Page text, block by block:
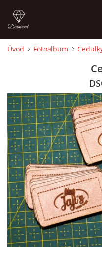
CEDULKY
MOJE POSLEDNÍ PRÁCE
Úvod Fotoalbum